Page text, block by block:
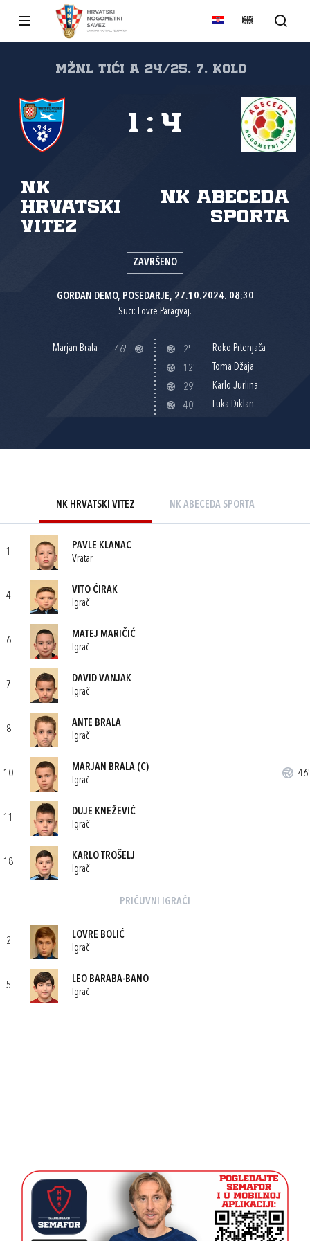
MŽNL TIĆI A 24/25, 7. kolo
NK
Hrvatski
vitez
NK Abeceda
sporta
1 : 4
ZAVRŠENO
GORDAN DEMO, POSEDARJE, 27.10.2024. 08:30
Suci: Lovre Paragvaj.
Marjan Brala 46' 2'
Roko Prtenjača
12'
Toma Džaja
29'
Karlo Jurlina
40'
Luka Diklan
NK HRVATSKI VITEZ NK ABECEDA SPORTA
1
PAVLE KLANAC
Vratar
4
VITO ĆIRAK
Igrač
6
MATEJ MARIČIĆ
Igrač
7
DAVID VANJAK
Igrač
8
ANTE BRALA
Igrač
10
MARJAN BRALA (C)
Igrač
46'
11
DUJE KNEŽEVIĆ
Igrač
18
KARLO TROŠELJ
Igrač
PRIČUVNI IGRAČI
2
LOVRE BOLIĆ
Igrač
5
LEO BARABA-BANO
Igrač